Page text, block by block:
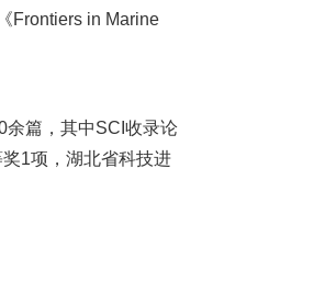
Frontiers in Marine
余篇，其中SCI收录论
1项，湖北省科技进